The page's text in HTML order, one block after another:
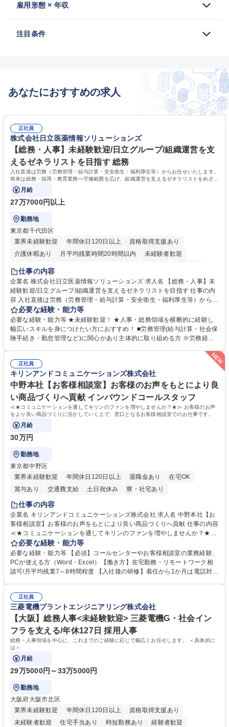
雇用形態 × 年収
注目条件
あなたにおすすめの求人
正社員
株式会社日立医薬情報ソリューションズ
【総務・人事】未経験歓迎/日立グループ/組織運営を支
えるゼネラリストを目指す 総務
入社直後は労務（労務管理・給与計算・安全衛生・福利厚生等）からお任せいたします。
将来は総務・採用・教育業務へ守備範囲を広げ、組織運営を支えるゼネラリストをめざせ
ます。
月給
27万7000円以上
勤務地
東京都千代田区
業界未経験歓迎
年間休日120日以上
資格取得支援あり
介護休暇あり
月平均残業時間20時間以内
未経験者歓迎
住宅手当あり
育休あり
完全週休2日制 交通費支給 土日祝休み 寮・社宅あり
仕事の内容
企業名 株式会社日立医薬情報ソリューションズ 求人名 【総務・人事】未
経験歓迎/日立グループ/組織運営を支えるゼネラリストを目指す 仕事の内
容 入社直後は労務（労務管理・給与計算・安全衛生・福利厚生等）からお
任せいたします。将来は総務・採用・教育業務へ守備範囲を広げ、組織運
営を支えるゼネラリストをめざせます。 ・初期業務：労働時間管理、給与
計算、社会保険対応、福利厚生管理、安全衛生、健康経営推進等をお任せ
します。ご経験に応じて、休職者管理など、幅広く経験を積んでいただき
★メンバーがマンツーマンで丁寧に教えるため、ご経験が浅くても安心！
幅広く経験を積みたい意欲がある方に最適な環境です。 募集職種 【総
務・人事】未経験歓迎/日立グループ/組織運営を支えるゼネラリストを目
指す
必要な経験・能力等
必要な経験・能力等 ★未経験歓迎！ ★人事・総務領域を横断的に経験し
幅広いスキルを身につけたい方におすすめ！ ■労務管理(給与計算・社会保
険手続き・勤怠管理など)に関心があり主体的に取り組める方 ※労務経験
マネジメント職として活躍したい 【尚可】■人事、労務、採用、教育業務
のご経験 ■労務管理（給与計算・社会保険手続き・勤怠管理など）の経験
■衛生管理者の資格をお持ちの方 学歴・資格 学歴：大学院 大学 高専 短大
専修学校 高校 語学力： 資格：
正社員
キリンアンドコミュニケーションズ株式会社
中野本社【お客様相談室】お客様のお声をもとにより良
い商品づくりへ貢献 インバウンドコールスタッフ
≪★コミュニケーションを通してキリンのファンを増やしませんか？★≫ お客様のお声
をより良い商品づくりに活かしていく上で、窓口となるお客様相談室でのお仕事です。
月給
30万円
勤務地
東京都中野区
業界未経験歓迎
年間休日120日以上 退職金あり
在宅OK
賞与あり
交通費支給 土日祝休み 寮・社宅あり
仕事の内容
企業名 キリンアンドコミュニケーションズ株式会社 求人名 中野本社【お
客様相談室】お客様のお声をもとにより良い商品づくりへ貢献 仕事の内容
≪★コミュニケーションを通してキリンのファンを増やしませんか？★≫
お客様のお声をより良い商品づくりに活かしていく上で、窓口となるお客
様相談室でのお仕事です。 日々お客様からいただくキリングループへのご
意見を、企業活動に活かしています。お客様からの声に迅速かつ誠意をも
って対応、情報提供するとともにグループ内活動に反映しています。 【具
平均100件前後■メール・手紙：同上40件前後 募集職種 中野本社【お客様
相談室】お客様のお声をもとにより良い商品づくりへ貢献
必要な経験・能力等
必要な経験・能力等 【必須】コールセンターやお客様相談室の業務経験、
PCが使える方（Word・Excel）【働き方】在宅勤務・リモートワーク相
談可/月平均残業7～8時間程度 【入社後の研修】着任から1か月は電話対応
すのでご安心ください。 【当社について】キリングループの広報機能を担
う会社として、お客様との出会いを大切にし、磨き上げたホスピタリティ
を込めてコミュニケーションをとりながら広報関連業務を行っておりま
す。 学歴・資格 学歴：大学院 大学 高専 短大 専修学校 高校 語学力： 資
格：
正社員
三菱電機プラントエンジニアリング株式会社
【大阪】総務人事<未経験歓迎> 三菱電機G・社会イン
フラを支える/年休127日 採用人事
総務・人事領域を中心に、これまでのご経験に応じて幅広くお任せします。 ＜具体的に
は＞
月給
29万5000円～33万5000円
勤務地
大阪府大阪市北区
業界未経験歓迎
年間休日120日以上
資格取得支援あり
未経験者歓迎
住宅手当あり 時短勤務あり 経験者歓迎